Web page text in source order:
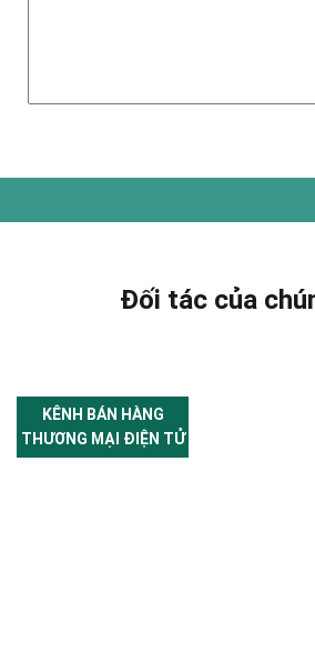
Đối tác của
KÊNH BÁN HÀNG
THƯƠNG MẠI ĐIỆN TỬ